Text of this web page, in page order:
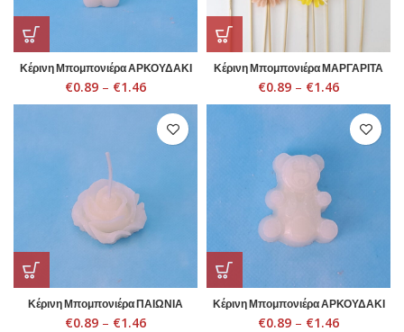
Κέρινη Μπομπονιέρα ΑΡΚΟΥΔΑΚΙ
€0.89 – €1.46
Κέρινη Μπομπονιέρα ΜΑΡΓΑΡΙΤΑ
€0.89 – €1.46
Κέρινη Μπομπονιέρα ΠΑΙΩΝΙΑ
€0.89 – €1.46
Κέρινη Μπομπονιέρα ΑΡΚΟΥΔΑΚΙ
€0.89 – €1.46